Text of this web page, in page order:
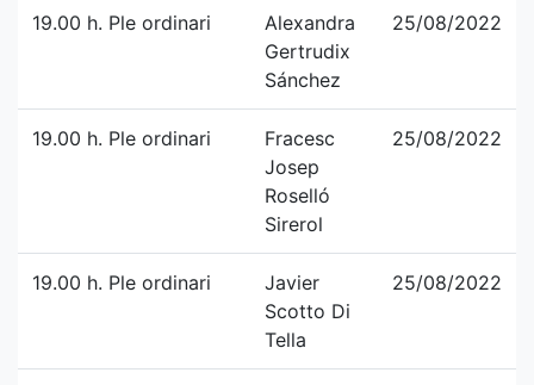
19.00 h. Ple ordinari
Alexandra
Gertrudix
Sánchez
25/08/2022
19.00 h. Ple ordinari
Fracesc
Josep
Roselló
Sirerol
25/08/2022
19.00 h. Ple ordinari
Javier
Scotto Di
Tella
25/08/2022